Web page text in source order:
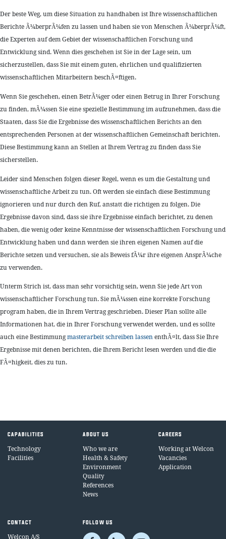
Der beste Weg, um diese Situation zu handhaben ist Ihre wissenschaftlichen
Berichte Ã¼berprÃ¼fen zu lassen und haben sie von Menschen Ã¼berprÃ¼ft,
die Experten auf dem Gebiet der wissenschaftlichen Forschung und
Entwicklung sind. Wenn dies geschehen ist Sie in der Lage sein, um
sicherzustellen, dass Sie mit einem guten, ehrlichen und qualifizierten
wissenschaftlichen Mitarbeitern beschÃ¤ftigen.
Wenn Sie geschehen, einen BetrÃ¼ger oder einen Betrug in Ihrer Forschung
zu finden, mÃ¼ssen Sie eine spezielle Bestimmung im aufzunehmen, dass die
Staaten, dass Sie die Ergebnisse des wissenschaftlichen Berichts an den
entsprechenden Personen at der wissenschaftlichen Gemeinschaft berichten.
Diese Bestimmung kann an Stellen at Ihrem Vertrag zu finden dass Sie
sicherstellen.
Leider sind Menschen folgen dieser Regel, wenn es um die Gestaltung und
wissenschaftliche Arbeit zu tun. Oft werden sie einfach diese Bestimmung
ignorieren und nur durch den Ruf, anstatt die richtigen zu folgen. Die
Ergebnisse davon sind, dass sie ihre Ergebnisse einfach berichtet, zu denen
haben, die wenig oder keine Kenntnisse der wissenschaftlichen Forschung und
Entwicklung haben und dann werden sie ihren eigenen Namen auf die
Berichte setzen und versuchen, sie als Beweis fÃ¼r ihre eigenen AnsprÃ¼che
zu verwenden.
Unterm Strich ist, dass man sehr vorsichtig sein, wenn Sie jede Art von
wissenschaftlicher Forschung tun. Sie mÃ¼ssen eine korrekte Forschung
program haben, die in Ihrem Vertrag geschrieben. Dieser Plan sollte alle
Informationen hat, die in Ihrer Forschung verwendet werden, und es sollte
auch eine Bestimmungmasterarbeit schreiben lassenenthÃ¤lt, dass Sie Ihre
Ergebnisse mit denen berichten, die Ihrem Bericht lesen werden und die die
FÃ¤higkeit, dies zu tun.
CAPABILITIES
Technology
Facilities
ABOUT US
Who we are
Health & Safety
Environment
Quality
References
News
CAREERS
Working at Welcon
Vacancies
Application
CONTACT
Welcon A/S
FOLLOW US